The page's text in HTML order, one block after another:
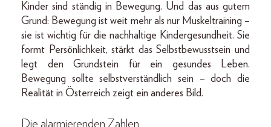
Kinder sind ständig in Bewegung. Und das aus gutem
Grund: Bewegung ist weit mehr als nur Muskeltraining –
sie ist wichtig für die nachhaltige Kindergesundheit. Sie
formt Persönlichkeit, stärkt das Selbstbewusstsein und
legt den Grundstein für ein gesundes Leben.
Bewegung sollte selbstverständlich sein – doch die
Realität in Österreich zeigt ein anderes Bild.
Die alarmierenden Zahlen